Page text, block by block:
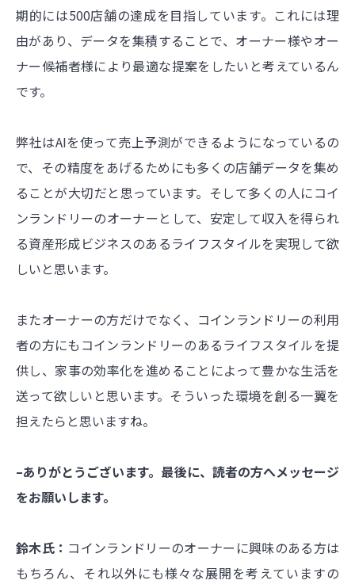
期的には500店舗の達成を目指しています。これには理
由があり、データを集積することで、オーナー様やオー
ナー候補者様により最適な提案をしたいと考えているん
です。
弊社はAIを使って売上予測ができるようになっているの
で、その精度をあげるためにも多くの店舗データを集め
ることが大切だと思っています。そして多くの人にコイ
ンランドリーのオーナーとして、安定して収入を得られ
る資産形成ビジネスのあるライフスタイルを実現して欲
しいと思います。
またオーナーの方だけでなく、コインランドリーの利用
者の方にもコインランドリーのあるライフスタイルを提
供し、家事の効率化を進めることによって豊かな生活を
送って欲しいと思います。そういった環境を創る一翼を
担えたらと思いますね。
–ありがとうございます。最後に、読者の方へメッセージ
をお願いします。
鈴木氏： コインランドリーのオーナーに興味のある方は
もちろん、それ以外にも様々な展開を考えていますの